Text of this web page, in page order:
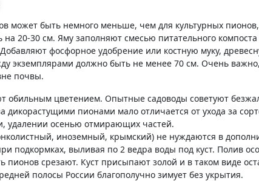
может быть немного меньше, чем для культурных
на 20-30 см. Яму заполняют смесью питательного
фосфорное удобрение или костную муку,
экземплярами должно быть не менее 70 см. Очень
почвы.
обильным цветением. Опытные садоводы советуют
дикорастущими пионами мало отличается от ухода за
удалении осенью отмирающих частей.
иноземный, крымский) не нуждаются в
подкормках, выливая по 2 ведра воды под куст. Полив
пионов срезают. Куст присыпают золой и в таком виде
полосы России благополучно зимует без укрытия.